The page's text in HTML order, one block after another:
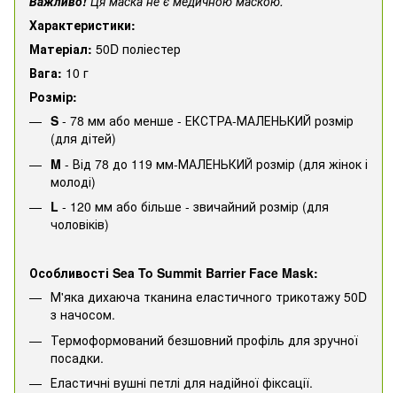
Характеристики:
Матеріал: 50D поліестер
Вага: 10 г
Розмір:
S - 78 мм або менше - ЕКСТРА-МАЛЕНЬКИЙ розмір
(для дітей)
M - Від 78 до 119 мм-МАЛЕНЬКИЙ розмір (для жінок і
молоді)
L - 120 мм або більше - звичайний розмір (для
чоловіків)
Особливості Sea To Summit Barrier Face Mask:
М'яка дихаюча тканина еластичного трикотажу 50D
з начосом.
Термоформований безшовний профіль для зручної
посадки.
Еластичні вушні петлі для надійної фіксації.